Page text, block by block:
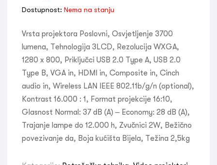
Dostupnost: Nema na stanju
Vrsta projektora Poslovni, Osvjetljenje 3700
lumena, Tehnologija 3LCD, Rezolucija WXGA,
1280 x 800, Priključci USB 2.0 Type A, USB 2.0
Type B, VGA in, HDMI in, Composite in, Cinch
audio in, Wireless LAN IEEE 802.11b/g/n (optional),
Kontrast 16.000 : 1, Format projekcije 16:10,
Glasnost Normal: 37 dB (A) – Economy: 28 dB (A),
Trajanje lampe do 12.000 h, Zvučnici 2W, Bežično
povezivanje da, Boja kućišta Bijela, Težina 2,5kg